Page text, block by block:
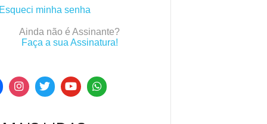
Esqueci minha senha
Ainda não é Assinante?
Faça a sua Assinatura!